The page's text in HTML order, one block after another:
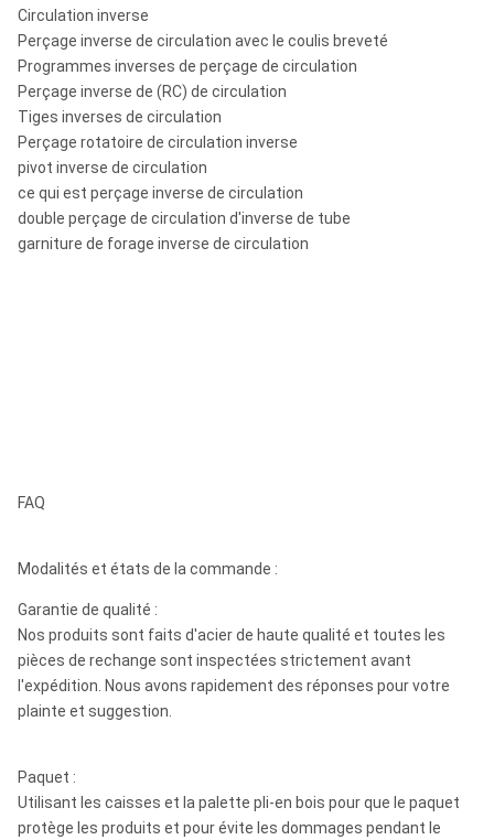
Circulation inverse
Perçage inverse de circulation avec le coulis breveté
Programmes inverses de perçage de circulation
Perçage inverse de (RC) de circulation
Tiges inverses de circulation
Perçage rotatoire de circulation inverse
pivot inverse de circulation
ce qui est perçage inverse de circulation
double perçage de circulation d'inverse de tube
garniture de forage inverse de circulation
FAQ
Modalités et états de la commande :
Garantie de qualité :
Nos produits sont faits d'acier de haute qualité et toutes les
pièces de rechange sont inspectées strictement avant
l'expédition. Nous avons rapidement des réponses pour votre
plainte et suggestion.
Paquet :
Utilisant les caisses et la palette pli-en bois pour que le paquet
protège les produits et pour évite les dommages pendant le